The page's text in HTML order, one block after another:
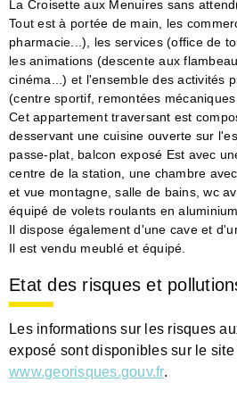
La Croisette aux Menuires sans
Tout est à portée de main, les
pharmacie...), les services (office de
les animations (descente aux
cinéma...) et l'ensemble des activités
(centre sportif, remontées
Cet appartement traversant est
desservant une cuisine ouverte sur
passe-plat, balcon exposé Est avec
centre de la station, une chambre
et vue montagne, salle de bains, wc
équipé de volets roulants en
Il dispose également d'une cave et
Il est vendu meublé et équipé.
Etat des risques et
Les informations sur les risques
exposé sont disponibles sur le site
www.georisques.gouv.fr.